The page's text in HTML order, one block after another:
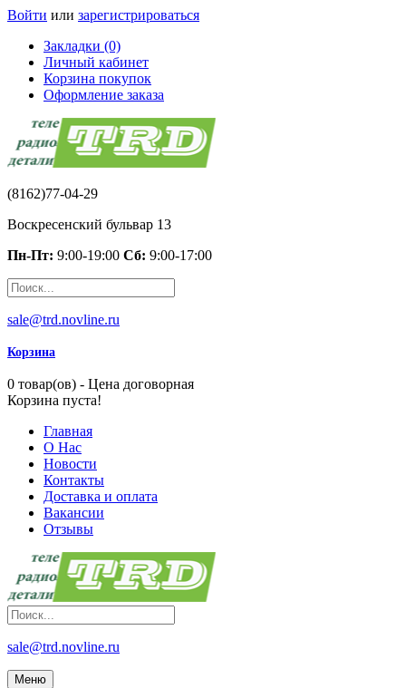
Войти или зарегистрироваться
Закладки (0)
Личный кабинет
Корзина покупок
Оформление заказа
(8162)77-04-29
Воскресенский бульвар 13
Пн-Пт: 9:00-19:00 Сб: 9:00-17:00
sale@trd.novline.ru
Корзина
0 товар(ов) - Цена договорная
Корзина пуста!
Главная
О Нас
Новости
Контакты
Доставка и оплата
Вакансии
Отзывы
sale@trd.novline.ru
Меню